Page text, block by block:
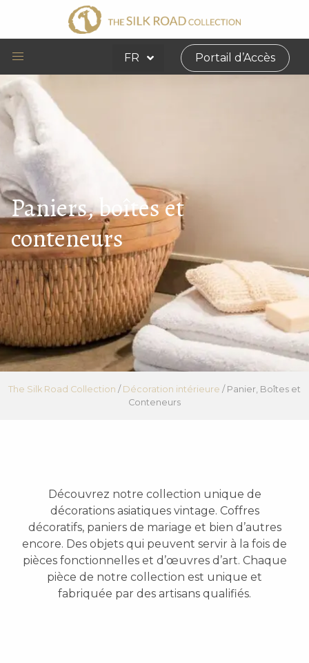
FR Portail d’Accès
Paniers, boîtes et
conteneurs
The Silk Road Collection / Décoration intérieure / Panier, Boîtes et
Conteneurs
Découvrez notre collection unique de
décorations asiatiques vintage. Coffres
décoratifs, paniers de mariage et bien d’autres
encore. Des objets qui peuvent servir à la fois de
pièces fonctionnelles et d’œuvres d’art. Chaque
pièce de notre collection est unique et
fabriquée par des artisans qualifiés.